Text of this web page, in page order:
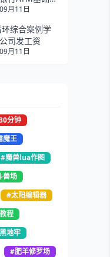
月11日
综合案例学
司发工资
月11日
分钟
魔王
#魔兽lua作图
兽场
#太阳编辑器
程
地牢
#肥羊修罗场